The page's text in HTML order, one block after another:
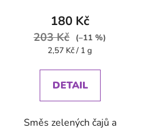
180 Kč
203 Kč
(–11 %)
Měrná
2,57 Kč / 1 g
DETAIL
Směs zelených čajů a